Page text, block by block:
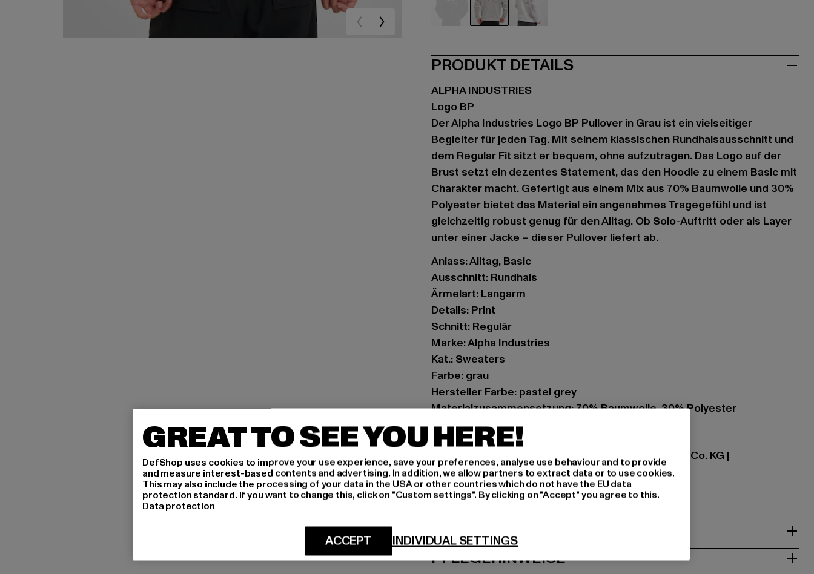
PRODUKT DETAILS
ALPHA INDUSTRIES
Logo BP
Der Alpha Industries Logo BP Pullover in Grau ist ein vielseitiger
Begleiter für jeden Tag. Mit seinem klassischen Rundhalsausschnitt und
dem Regular Fit sitzt er bequem, ohne aufzutragen. Das Logo auf der
Brust setzt ein dezentes Statement, das den Hoodie zu einem Basic mit
Charakter macht. Gefertigt aus einem Mix aus 70% Baumwolle und 30%
Polyester bietet das Material ein angenehmes Tragegefühl und ist
gleichzeitig robust genug für den Alltag. Ob Solo-Auftritt oder als Layer
unter einer Jacke – dieser Pullover liefert ab.
Anlass: Alltag, Basic
Ausschnitt: Rundhals
Ärmelart: Langarm
Details: Print
Schnitt: Regulär
Marke: Alpha Industries
Kat.: Sweaters
Farbe: grau
Hersteller Farbe: pastel grey
Materialzusammensetzung: 70% Baumwolle, 30% Polyester
Art.Nr: 146304-07457
Hersteller: Alpha Industries Textilvertriebs GmbH & Co. KG |
customerservice@alphaindustries.eu
Siemensstraße 11 | 63263 Neu-Isenburg | DE
GRÖSSE & PASSFORM
PFLEGEHINWEISE
GREAT TO SEE YOU HERE!
DefShop uses cookies to improve your use experience, save your preferences, analyse use behaviour and to provide
and measure interest-based contents and advertising. In addition, we allow partners to extract data or to use cookies.
This may also include the processing of your data in the USA or other countries which do not have the EU data
protection standard. If you want to change this, click on "Custom settings". By clicking on "Accept" you agree to this.
Data protection
INDIVIDUAL SETTINGS
ACCEPT